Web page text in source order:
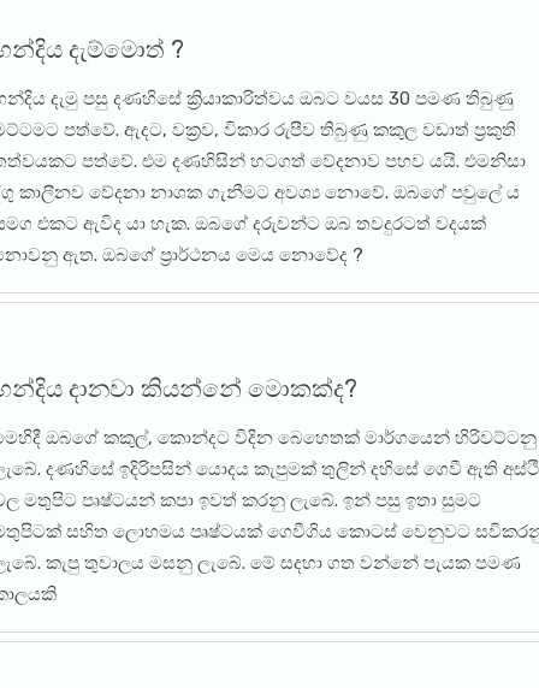
දැම්මොත් ?
දැමු පසු දණහිසේ ක්‍රියාකාරිත්වය ඔබට වයස 30 පමණ තිබුණු
පත්වේ. ඇදට, වක්‍රව, විකාර රුපීව තිබුණු කකුල වඩාත් ප්‍රකුති
පත්වේ. එම දණහිසින් හටගත් වේදනාව පහව යයි. එමනිසා
කාලීනව වේදනා නාශක ගැනීමට අවශ්‍ය නොවේ. ඔබගේ පවුලේ ය
එකට ඇවිද යා හැක. ඔබගේ දරුවන්ට ඔබ තවදුරටත් වදයක්
ඇත. ඔබගේ ප්‍රාර්ථනය මෙය නොවේද ?
දානවා කියන්නේ මොකක්ද?
ඔබගේ කකුල්, කොන්දට විදින බෙහෙතක් මාර්ගයෙන් හිරිවට්ටනු
දණහිසේ ඉදිරිපසින් යොදය කැපුමක් තුලින් දහිසේ ගෙවී ඇති අස්ථි
මතුපිට පෘෂ්ටයන් කපා ඉවත් කරනු ලැබේ. ඉන් පසු ඉතා සුමට
සහිත ලොහමය පෘෂ්ටයක් ගෙවීගිය කොටස් වෙනුවට
කැපු තුවාලය මසනු ලැබේ. මේ සදහා ගත වන්නේ පැයක පමණ